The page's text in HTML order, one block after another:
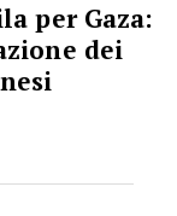
per Gaza:
dei